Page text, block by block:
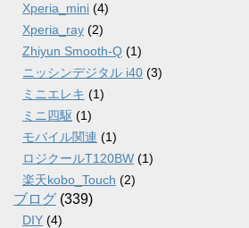
Xperia_mini (4)
Xperia_ray (2)
Zhiyun Smooth-Q (1)
ニッシンデジタル i40 (3)
ミニエレキ (1)
ミニ四駆 (1)
モバイル関連 (1)
ロジクールT120BW (1)
楽天kobo_Touch (2)
ブログ (339)
DIY (4)